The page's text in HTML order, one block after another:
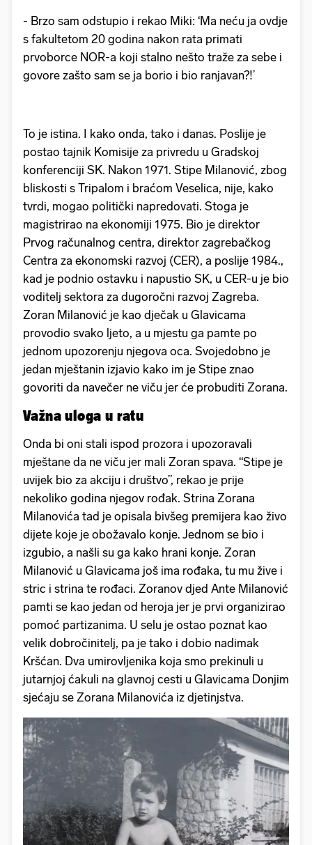
- Brzo sam odstupio i rekao Miki: ‘Ma neću ja ovdje
s fakultetom 20 godina nakon rata primati
prvoborce NOR-a koji stalno nešto traže za sebe i
govore zašto sam se ja borio i bio ranjavan?!’
To je istina. I kako onda, tako i danas. Poslije je
postao tajnik Komisije za privredu u Gradskoj
konferenciji SK. Nakon 1971. Stipe Milanović, zbog
bliskosti s Tripalom i braćom Veselica, nije, kako
tvrdi, mogao politički napredovati. Stoga je
magistrirao na ekonomiji 1975. Bio je direktor
Prvog računalnog centra, direktor zagrebačkog
Centra za ekonomski razvoj (CER), a poslije 1984.,
kad je podnio ostavku i napustio SK, u CER-u je bio
voditelj sektora za dugoročni razvoj Zagreba.
Zoran Milanović je kao dječak u Glavicama
provodio svako ljeto, a u mjestu ga pamte po
jednom upozorenju njegova oca. Svojedobno je
jedan mještanin izjavio kako im je Stipe znao
govoriti da navečer ne viču jer će probuditi Zorana.
Važna uloga u ratu
Onda bi oni stali ispod prozora i upozoravali
mještane da ne viču jer mali Zoran spava. “Stipe je
uvijek bio za akciju i društvo”, rekao je prije
nekoliko godina njegov rođak. Strina Zorana
Milanovića tad je opisala bivšeg premijera kao živo
dijete koje je obožavalo konje. Jednom se bio i
izgubio, a našli su ga kako hrani konje. Zoran
Milanović u Glavicama još ima rođaka, tu mu žive i
stric i strina te rođaci. Zoranov djed Ante Milanović
pamti se kao jedan od heroja jer je prvi organizirao
pomoć partizanima. U selu je ostao poznat kao
velik dobročinitelj, pa je tako i dobio nadimak
Kršćan. Dva umirovljenika koja smo prekinuli u
jutarnjoj ćakuli na glavnoj cesti u Glavicama Donjim
sjećaju se Zorana Milanovića iz djetinjstva.